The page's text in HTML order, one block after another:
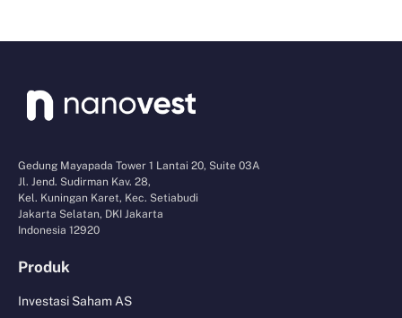
Gedung Mayapada Tower 1 Lantai 20, Suite 03A
Jl. Jend. Sudirman Kav. 28,
Kel. Kuningan Karet, Kec. Setiabudi
Jakarta Selatan, DKI Jakarta
Indonesia 12920
Produk
Investasi Saham AS